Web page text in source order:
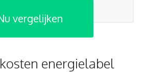
vergelijken
energielabel